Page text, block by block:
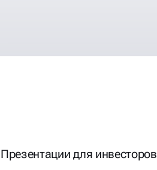
Презентации для инвесторов